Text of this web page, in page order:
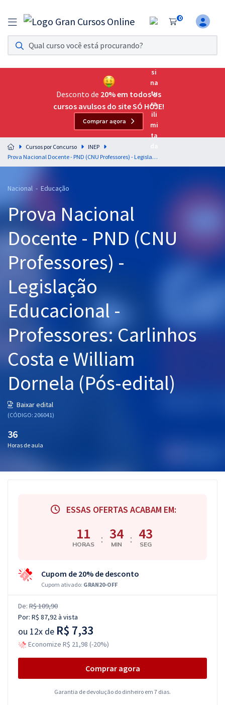
0
Assinatura Ilimitada 11
Acesso a todos os cursos. Teste grátis por 7 dias!
Assinatura OAB Até Passar
Acesso ilimitado a toda preparação para o Exame da
Residências Multiprofissionais
Preparação completa e intensiva para as principais
residências em saúde do Brasil
Cursos 20% OFF
Pós
Graduação
OAB
Mentorias
Questões grátis
Aprovados
Atendimento
Desconto de 20% em todos os
cursos avulsos do site SÓ HOJE!
Comprar agora
Cursos por Concurso
INEP
Prova Nacional Docente - PND (CNU Professores) - Legislação Educacional - Professores: Carlinhos Costa e William Dornela (Pós-edital)
Nacional - Educação
Prova Nacional
Docente - PND (CNU
Professores) -
Legislação
Educacional -
Professores: Carlinhos
Costa e William
Dornela (Pós-edital)
Baixar edital
(CÓDIGO: 206041)
36
Horas de aula
ESSAS OFERTAS ACABAM EM:
11
HORAS : 34
MIN : 42
SEG
Cupom de 20% de desconto
Cupom ativado: GRAN20-OFF
De: R$ 109,90
Por: R$ 87,92à vista
ou 12x de R$ 7,33
Economize R$ 21,98 (-20%)
Comprar agora
Garantia de devolução do dinheiro em 7 dias.